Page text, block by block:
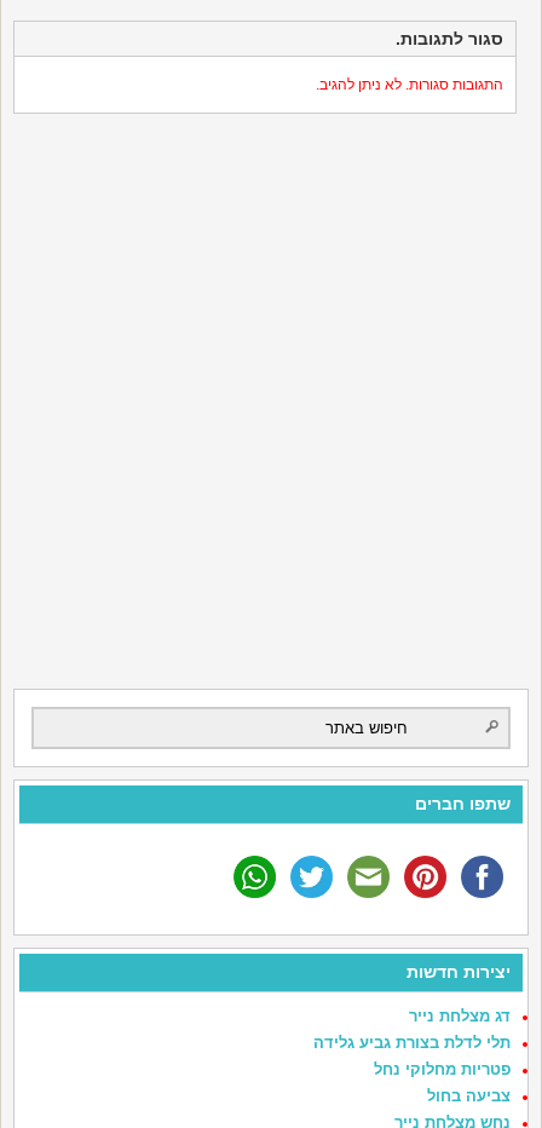
סגור לתגובות.
התגובות סגורות. לא ניתן להגיב.
שתפו חברים
יצירות חדשות
דג מצלחת נייר
תלי לדלת בצורת גביע גלידה
פטריות מחלוקי נחל
צביעה בחול
נחש מצלחת נייר